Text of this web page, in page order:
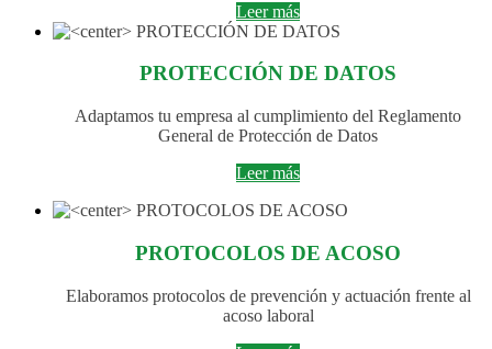
Leer más
PROTECCIÓN DE DATOS
Adaptamos tu empresa al cumplimiento del Reglamento
General de Protección de Datos
Leer más
PROTOCOLOS DE ACOSO
Elaboramos protocolos de prevención y actuación frente al
acoso laboral